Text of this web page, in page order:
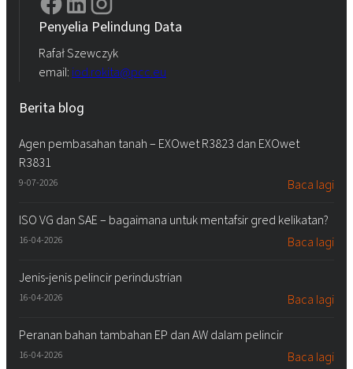
Penyelia Pelindung Data
Rafał Szewczyk
email: iod.rokita@pcc.eu
Berita blog
Agen pembasahan tanah – EXOwet R3823 dan EXOwet
R3831
9-07-2026 Baca lagi
ISO VG dan SAE – bagaimana untuk mentafsir gred kelikatan?
16-04-2026 Baca lagi
Jenis-jenis pelincir perindustrian
16-04-2026 Baca lagi
Peranan bahan tambahan EP dan AW dalam pelincir
16-04-2026 Baca lagi